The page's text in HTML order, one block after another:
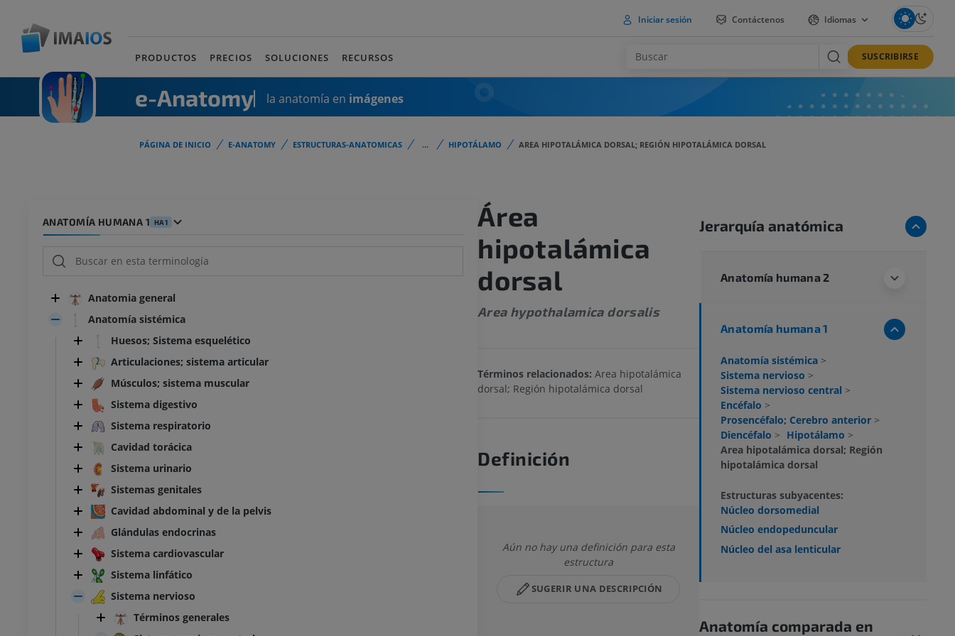
Iniciar sesión Contáctenos Idiomas
PRODUCTOS PRECIOS SOLUCIONES RECURSOS SUSCRIBIRSE
e-Anatomy la anatomía en imágenes
PÁGINA DE INICIO E-ANATOMY ESTRUCTURAS-ANATOMICAS ... HIPOTÁLAMO AREA HIPOTALÁMICA DORSAL; REGIÓN HIPOTALÁMICA DORSAL
ANATOMÍA HUMANA 1 HA1
Anatomia general
Anatomía sistémica
Huesos; Sistema esquelético
Articulaciones; sistema articular
Músculos; sistema muscular
Sistema digestivo
Sistema respiratorio
Cavidad torácica
Sistema urinario
Sistemas genitales
Cavidad abdominal y de la pelvis
Glándulas endocrinas
Sistema cardiovascular
Sistema linfático
Sistema nervioso
Términos generales
Área
hipotalámica
dorsal
Area hypothalamica dorsalis
Términos relacionados: Area hipotalámica
dorsal; Región hipotalámica dorsal
Definición
Aún no hay una definición para esta
estructura
SUGERIR UNA DESCRIPCIÓN
Jerarquía anatómica
Anatomía humana 2
Anatomía humana 1
Anatomía sistémica >
Sistema nervioso >
Sistema nervioso central >
Encéfalo >
Prosencéfalo; Cerebro anterior >
Diencéfalo > Hipotálamo >
Area hipotalámica dorsal; Región
hipotalámica dorsal
Estructuras subyacentes:
Núcleo dorsomedial
Núcleo endopeduncular
Núcleo del asa lenticular
Anatomía comparada en